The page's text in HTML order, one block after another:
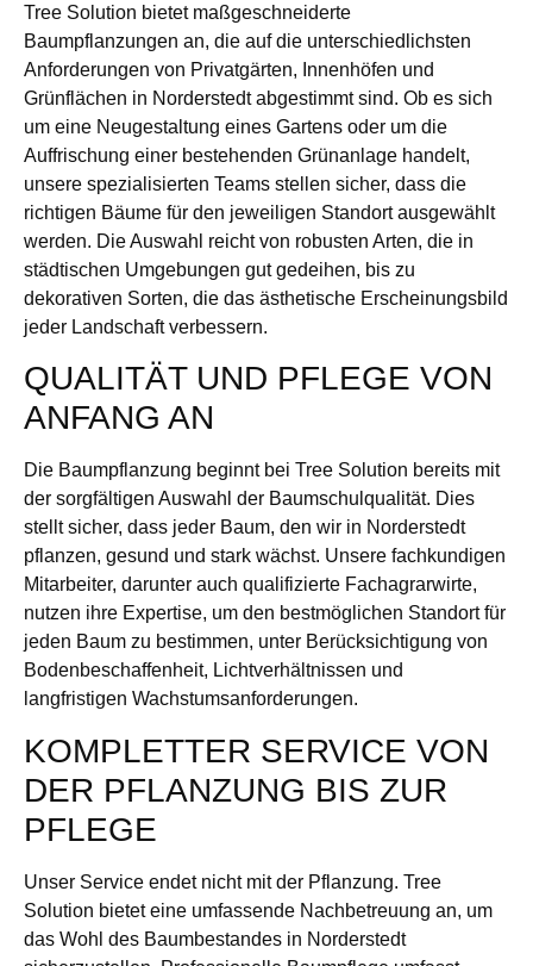
Tree Solution bietet maßgeschneiderte
Baumpflanzungen an, die auf die unterschiedlichsten
Anforderungen von Privatgärten, Innenhöfen und
Grünflächen in Norderstedt abgestimmt sind. Ob es sich
um eine Neugestaltung eines Gartens oder um die
Auffrischung einer bestehenden Grünanlage handelt,
unsere spezialisierten Teams stellen sicher, dass die
richtigen Bäume für den jeweiligen Standort ausgewählt
werden. Die Auswahl reicht von robusten Arten, die in
städtischen Umgebungen gut gedeihen, bis zu
dekorativen Sorten, die das ästhetische Erscheinungsbild
jeder Landschaft verbessern.
QUALITÄT UND PFLEGE VON
ANFANG AN
Die Baumpflanzung beginnt bei Tree Solution bereits mit
der sorgfältigen Auswahl der Baumschulqualität. Dies
stellt sicher, dass jeder Baum, den wir in Norderstedt
pflanzen, gesund und stark wächst. Unsere fachkundigen
Mitarbeiter, darunter auch qualifizierte Fachagrarwirte,
nutzen ihre Expertise, um den bestmöglichen Standort für
jeden Baum zu bestimmen, unter Berücksichtigung von
Bodenbeschaffenheit, Lichtverhältnissen und
langfristigen Wachstumsanforderungen.
KOMPLETTER SERVICE VON
DER PFLANZUNG BIS ZUR
PFLEGE
Unser Service endet nicht mit der Pflanzung. Tree
Solution bietet eine umfassende Nachbetreuung an, um
das Wohl des Baumbestandes in Norderstedt